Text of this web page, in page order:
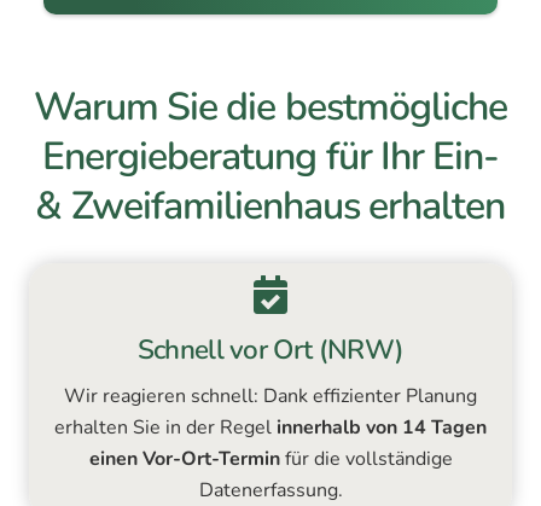
Warum Sie die bestmögliche
Energieberatung für Ihr Ein-
& Zweifamilienhaus erhalten
Schnell vor Ort (NRW)
Wir reagieren schnell: Dank effizienter Planung
erhalten Sie in der Regel innerhalb von 14 Tagen
einen Vor-Ort-Terminfür die vollständige
Datenerfassung.